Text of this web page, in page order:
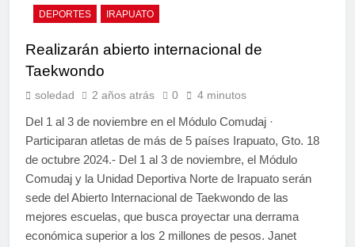
DEPORTES IRAPUATO
Realizarán abierto internacional de
Taekwondo
soledad 2 años atrás 0 4 minutos
Del 1 al 3 de noviembre en el Módulo Comudaj ·
Participaran atletas de más de 5 países Irapuato, Gto. 18
de octubre 2024.- Del 1 al 3 de noviembre, el Módulo
Comudaj y la Unidad Deportiva Norte de Irapuato serán
sede del Abierto Internacional de Taekwondo de las
mejores escuelas, que busca proyectar una derrama
económica superior a los 2 millones de pesos. Janet